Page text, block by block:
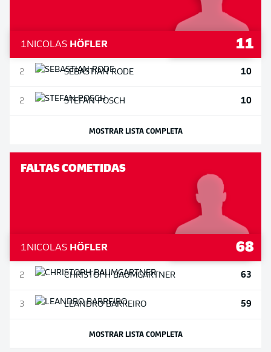
1NICOLAS HÖFLER 11
2 SEBASTIANRODE 10
2 STEFANPOSCH 10
MOSTRAR LISTA COMPLETA
FALTAS COMETIDAS
1NICOLAS HÖFLER 68
2 CHRISTOPHBAUMGARTNER 63
3 LEANDROBARREIRO 59
MOSTRAR LISTA COMPLETA